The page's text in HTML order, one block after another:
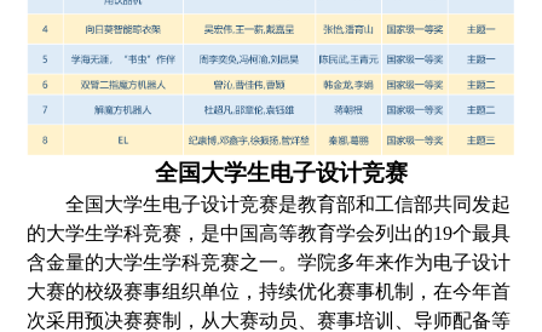
全国大学生电子设计竞赛
全国大学生电子设计竞赛是教育部和工信部共同发起
的大学生学科竞赛 ， 是中国高等教育学会列出的19个最具
含金量的大学生学科竞赛之一。学院多年来作为电子设计
大赛的校级赛事组织单位，持续优化赛事机制，在今年首
次采用预决赛赛制，从大赛动员、赛事培训、导师配备等